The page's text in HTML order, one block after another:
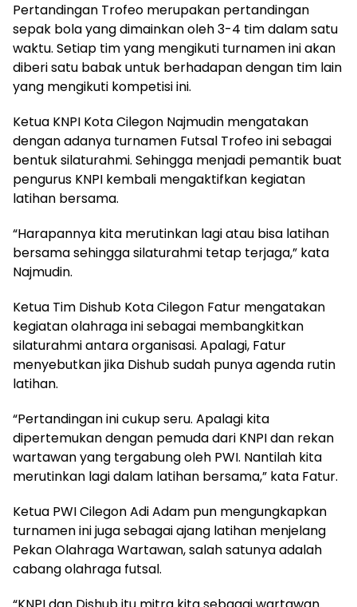
Pertandingan Trofeo merupakan pertandingan
sepak bola yang dimainkan oleh 3-4 tim dalam satu
waktu. Setiap tim yang mengikuti turnamen ini akan
diberi satu babak untuk berhadapan dengan tim lain
yang mengikuti kompetisi ini.
Ketua KNPI Kota Cilegon Najmudin mengatakan
dengan adanya turnamen Futsal Trofeo ini sebagai
bentuk silaturahmi. Sehingga menjadi pemantik buat
pengurus KNPI kembali mengaktifkan kegiatan
latihan bersama.
“Harapannya kita merutinkan lagi atau bisa latihan
bersama sehingga silaturahmi tetap terjaga,” kata
Najmudin.
Ketua Tim Dishub Kota Cilegon Fatur mengatakan
kegiatan olahraga ini sebagai membangkitkan
silaturahmi antara organisasi. Apalagi, Fatur
menyebutkan jika Dishub sudah punya agenda rutin
latihan.
“Pertandingan ini cukup seru. Apalagi kita
dipertemukan dengan pemuda dari KNPI dan rekan
wartawan yang tergabung oleh PWI. Nantilah kita
merutinkan lagi dalam latihan bersama,” kata Fatur.
Ketua PWI Cilegon Adi Adam pun mengungkapkan
turnamen ini juga sebagai ajang latihan menjelang
Pekan Olahraga Wartawan, salah satunya adalah
cabang olahraga futsal.